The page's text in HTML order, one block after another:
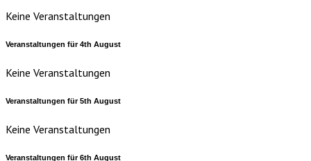
Keine Veranstaltungen
Veranstaltungen für4th August
Keine Veranstaltungen
Veranstaltungen für5th August
Keine Veranstaltungen
Veranstaltungen für6th August